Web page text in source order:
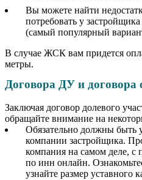
Вы можете найти
потребовать у
(самый популярный
В случае ЖСК вам придется
метры.
Договора ДУ и
Заключая договор долевого
обращайте внимание на
Обязательно должны быть
компании застройщика.
компания на самом деле,
по инн онлайн.
узнайте размер уставного